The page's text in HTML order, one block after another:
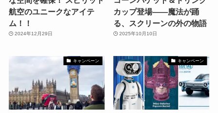
航空のユニークなアイテ
ム！！
2024年12月29日
カップ登場——魔法が踊
る、スクリーンの外の物語
2025年10月10日
キャンペーン キャンペーン